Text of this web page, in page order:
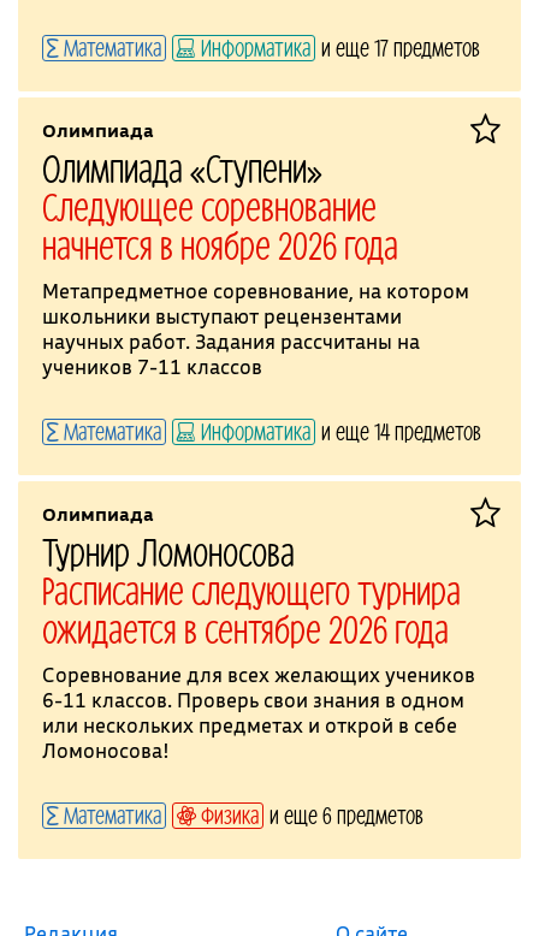
Математика Информатика и еще 17 предметов
Олимпиада
Олимпиада «Ступени»
Следующее соревнование
начнется в ноябре 2026 года
Метапредметное соревнование, на котором
школьники выступают рецензентами
научных работ. Задания рассчитаны на
учеников 7-11 классов
Математика Информатика и еще 14 предметов
Олимпиада
Турнир Ломоносова
Расписание следующего турнира
ожидается в сентябре 2026 года
Соревнование для всех желающих учеников
6-11 классов. Проверь свои знания в одном
или нескольких предметах и открой в себе
Ломоносова!
Математика Физика и еще 6 предметов